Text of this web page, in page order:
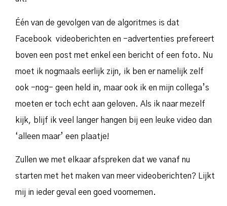
Één van de gevolgen van de algoritmes is dat
Facebook videoberichten en -advertenties prefereert
boven een post met enkel een bericht of een foto. Nu
moet ik nogmaals eerlijk zijn, ik ben er namelijk zelf
ook -nog- geen held in, maar ook ik en mijn collega’s
moeten er toch echt aan geloven. Als ik naar mezelf
kijk, blijf ik veel langer hangen bij een leuke video dan
‘alleen maar’ een plaatje!
Zullen we met elkaar afspreken dat we vanaf nu
starten met het maken van meer videoberichten? Lijkt
mij in ieder geval een goed voornemen.